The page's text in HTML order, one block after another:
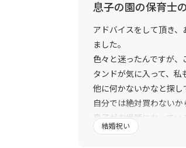
息子の園の保育士
アドバイスをして頂き、
ました。
色々と迷ったんですが、
タンドが気に入って、私
他に何かないかなと探
自分では絶対買わないか
息子がお世話になってい
結婚祝い